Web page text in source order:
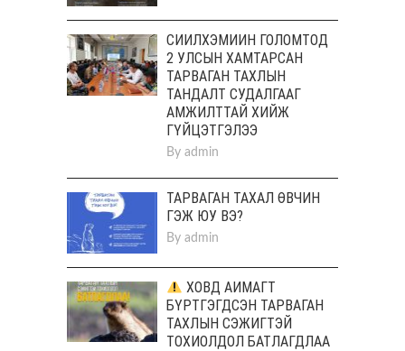
СИЙЛХЭМИЙН ГОЛОМТОД
2 УЛСЫН ХАМТАРСАН
ТАРВАГАН ТАХЛЫН
ТАНДАЛТ СУДАЛГААГ
АМЖИЛТТАЙ ХИЙЖ
ГҮЙЦЭТГЭЛЭЭ
By admin
ТАРВАГАН ТАХАЛ ӨВЧИН
ГЭЖ ЮУ ВЭ?
By admin
ХОВД АЙМАГТ
БҮРТГЭГДСЭН ТАРВАГАН
ТАХЛЫН СЭЖИГТЭЙ
ТОХИОЛДОЛ БАТЛАГДЛАА